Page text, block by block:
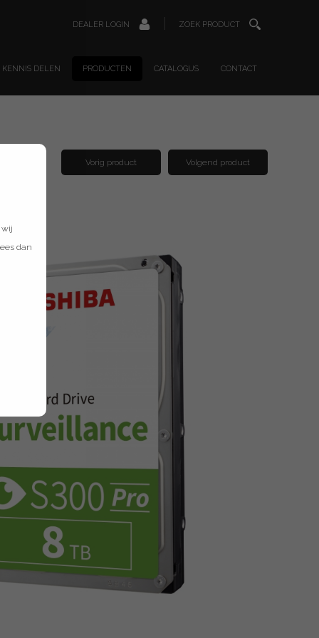
DEALER LOGIN ZOEK PRODUCT
KENNIS DELEN PRODUCTEN CATALOGUS CONTACT
Volgend product
Vorig product
wij
dan